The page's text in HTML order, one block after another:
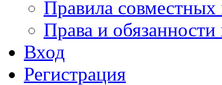
Правила совместных
Права и
Вход
Регистрация